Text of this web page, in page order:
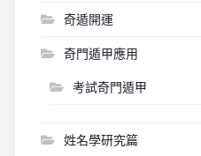
奇遁開運
奇門遁甲應用
考試奇門遁甲
姓名學研究篇